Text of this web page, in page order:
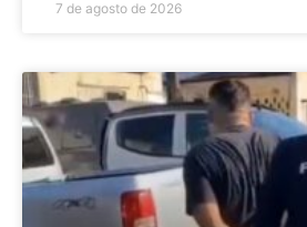
7 de agosto de 2026